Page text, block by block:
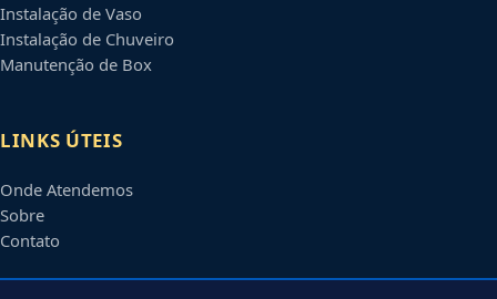
Instalação de Vaso
Instalação de Chuveiro
Manutenção de Box
LINKS ÚTEIS
Onde Atendemos
Sobre
Contato